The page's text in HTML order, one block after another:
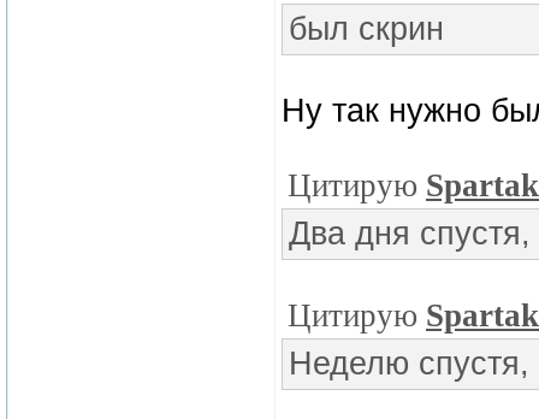
был скрин
Ну так нужно
Цитирую
Два дня
Цитирую
Неделю спустя,